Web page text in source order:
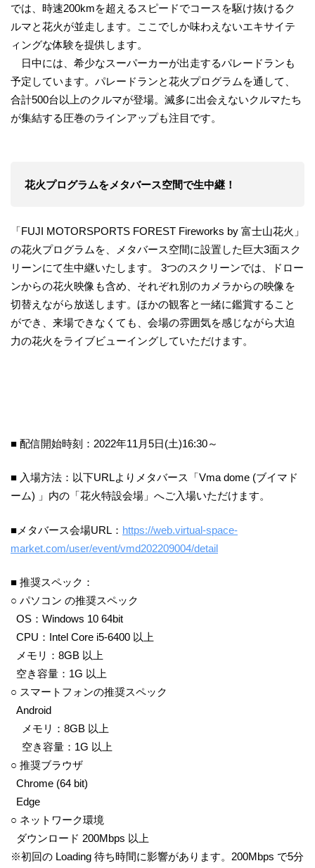
では、時速200kmを超えるスピードでコースを駆け抜けるク
ルマと花火が並走します。ここでしか味わえないエキサイテ
ィングな体験を提供します。
日中には、希少なスーパーカーが出走するパレードランも
予定しています。パレードランと花火プログラムを通して、
合計500台以上のクルマが登場。滅多に出会えないクルマたち
が集結する圧巻のラインアップも注目です。
花火プログラムをメタバース空間で生中継！
「FUJI MOTORSPORTS FOREST Fireworks by 富士山花火」
の花火プログラムを、メタバース空間に設置した巨大3面スク
リーンにて生中継いたします。 3つのスクリーンでは、ドロー
ンからの花火映像も含め、それぞれ別のカメラからの映像を
切替えながら放送します。ほかの観客と一緒に鑑賞すること
ができ、来場できなくても、会場の雰囲気を感じながら大迫
力の花火をライブビューイングしていただけます。
■ 配信開始時刻：2022年11月5日(土)16:30～
■ 入場方法：以下URLよりメタバース「Vma dome (ブイマド
ーム) 」内の「花火特設会場」へご入場いただけます。
■メタバース会場URL： https://web.virtual-space-
market.com/user/event/vmd202209004/detail
■ 推奨スペック：
○ パソコン の推奨スペック
OS：Windows 10 64bit
CPU：Intel Core i5-6400 以上
メモリ：8GB 以上
空き容量：1G 以上
○ スマートフォンの推奨スペック
Android
メモリ：8GB 以上
空き容量：1G 以上
○ 推奨ブラウザ
Chrome (64 bit)
Edge
○ ネットワーク環境
ダウンロード 200Mbps 以上
※初回の Loading 待ち時間に影響があります。200Mbps で5分